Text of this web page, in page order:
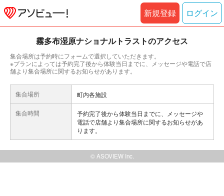
新規登録 ログイン
霧多布湿原ナショナルトラストのアクセス
集合場所は予約時にフォームで選択していただきます。
※プランによっては予約完了後から体験当日までに、メッセージや電話で店
舗より集合場所に関するお知らせがあります。
集合場所 町内各施設
集合時間
予約完了後から体験当日までに、メッセージや
電話で店舗より集合場所に関するお知らせがあ
ります。
© ASOVIEW Inc.